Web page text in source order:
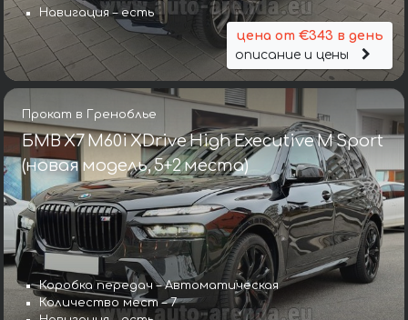
Навигация – есть
цена от €343 в день
описание и цены
Прокат в Греноблье
БМВ X7 M60i XDrive High Executive M Sport
(новая модель, 5+2 места)
Коробка передач – Автоматическая
Количество мест – 7